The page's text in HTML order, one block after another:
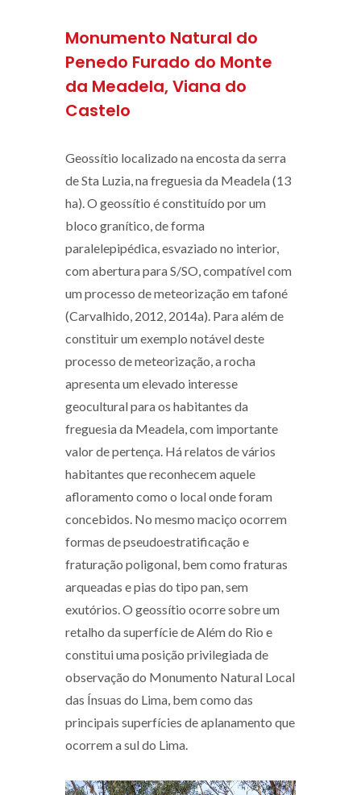
Monumento Natural do
Penedo Furado do Monte
da Meadela, Viana do
Castelo
Geossítio localizado na encosta da serra
de Sta Luzia, na freguesia da Meadela (13
ha). O geossítio é constituído por um
bloco granítico, de forma
paralelepipédica, esvaziado no interior,
com abertura para S/SO, compatível com
um processo de meteorização em tafoné
(Carvalhido, 2012, 2014a). Para além de
constituir um exemplo notável deste
processo de meteorização, a rocha
apresenta um elevado interesse
geocultural para os habitantes da
freguesia da Meadela, com importante
valor de pertença. Há relatos de vários
habitantes que reconhecem aquele
afloramento como o local onde foram
concebidos. No mesmo maciço ocorrem
formas de pseudoestratificação e
fraturação poligonal, bem como fraturas
arqueadas e pias do tipo pan, sem
exutórios. O geossítio ocorre sobre um
retalho da superfície de Além do Rio e
constitui uma posição privilegiada de
observação do Monumento Natural Local
das Ínsuas do Lima, bem como das
principais superfícies de aplanamento que
ocorrem a sul do Lima.